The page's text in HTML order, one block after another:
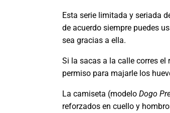
Esta serie limitada y seriada
de acuerdo siempre puedes
sea gracias a ella.
Si la sacas a la calle corres el
permiso para majarle los
La camiseta (modelo Dogo
reforzados en cuello y